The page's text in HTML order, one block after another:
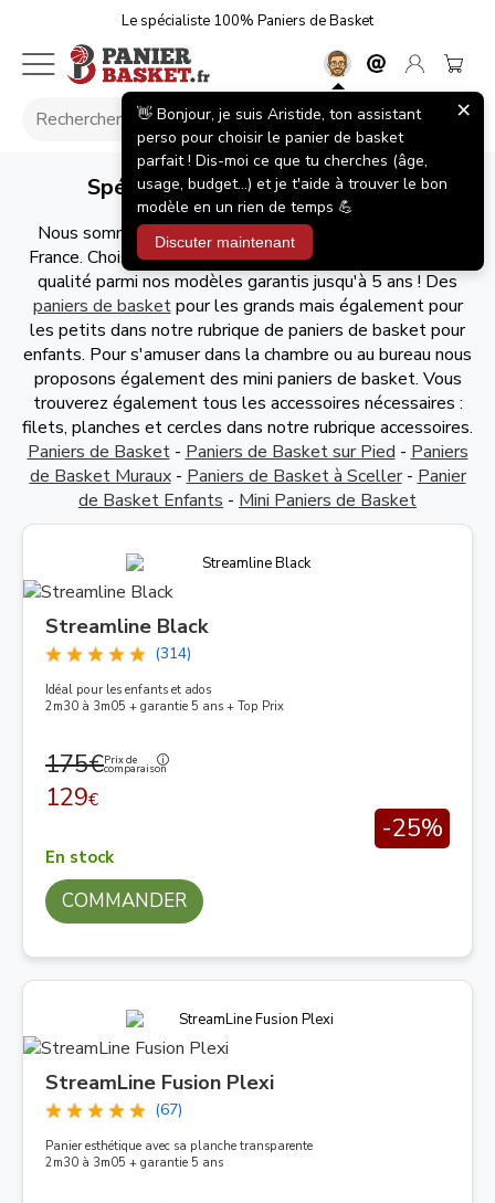
Le spécialiste 100% Paniers de Basket
Spécialiste du panier de basket
Nous sommes spécialiste 100% paniers de basket en
France. Choisissez dès aujourd'hui un panier de basket de
qualité parmi nos modèles garantis jusqu'à 5 ans ! Des
paniers de basketpour les grands mais également pour
les petits dans notre rubrique de paniers de basket pour
enfants. Pour s'amuser dans la chambre ou au bureau nous
proposons également des mini paniers de basket. Vous
trouverez également tous les accessoires nécessaires :
filets, planches et cercles dans notre rubrique accessoires.
Paniers de Basket- Paniers de Basket sur Pied - Paniers
de Basket Muraux- Paniers de Basket à Sceller- Panier
de Basket Enfants - Mini Paniers de Basket
Streamline Black
(314)
Idéal pour les enfants et ados
2m30 à 3m05 + garantie 5 ans + Top Prix
175€Prix de
comparaison
129€
-25%
En stock
COMMANDER
StreamLine Fusion Plexi
(67)
Panier esthétique avec sa planche transparente
2m30 à 3m05 + garantie 5 ans
👋 Bonjour, je suis Aristide, ton assistant
perso pour choisir le panier de basket
parfait ! Dis-moi ce que tu cherches (âge,
usage, budget...) et je t'aide à trouver le bon
modèle en un rien de temps 💪
Discuter maintenant
×